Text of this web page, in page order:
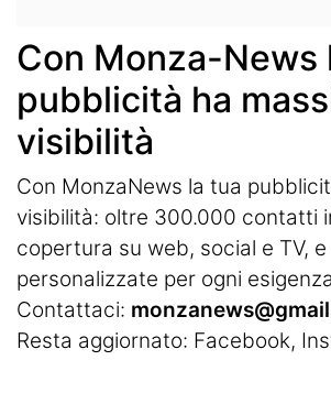
Con Monza-News
pubblicità ha
visibilità
Con MonzaNews la tua
visibilità: oltre 300.000 contatti
copertura su web, social e TV,
personalizzate per ogni
Contattaci:
Resta aggiornato: Facebook,